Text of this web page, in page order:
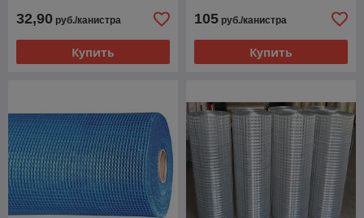
32,90 руб./канистра
Купить
105 руб./канистра
Купить